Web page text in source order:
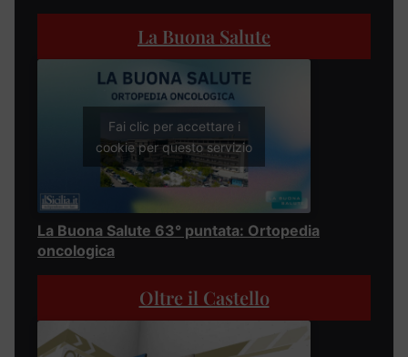
La Buona Salute
Fai clic per accettare i
cookie per questo servizio
La Buona Salute 63° puntata: Ortopedia
oncologica
Oltre il Castello